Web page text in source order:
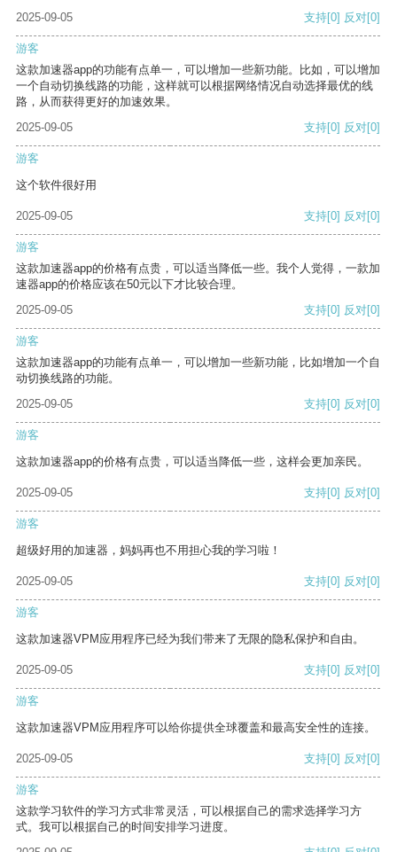
2025-09-05
支持[0] 反对[0]
游客
这款加速器app的功能有点单一，可以增加一些新功能。比如，可以增加
一个自动切换线路的功能，这样就可以根据网络情况自动选择最优的线
路，从而获得更好的加速效果。
2025-09-05
支持[0] 反对[0]
游客
这个软件很好用
2025-09-05 支持[0] 反对[0]
游客
这款加速器app的价格有点贵，可以适当降低一些。我个人觉得，一款加
速器app的价格应该在50元以下才比较合理。
2025-09-05
支持[0] 反对[0]
游客
这款加速器app的功能有点单一，可以增加一些新功能，比如增加一个自
动切换线路的功能。
2025-09-05
支持[0] 反对[0]
游客
这款加速器app的价格有点贵，可以适当降低一些，这样会更加亲民。
2025-09-05 支持[0] 反对[0]
游客
超级好用的加速器，妈妈再也不用担心我的学习啦！
2025-09-05 支持[0] 反对[0]
游客
这款加速器VPM应用程序已经为我们带来了无限的隐私保护和自由。
2025-09-05 支持[0] 反对[0]
游客
这款加速器VPM应用程序可以给你提供全球覆盖和最高安全性的连接。
2025-09-05 支持[0] 反对[0]
游客
这款学习软件的学习方式非常灵活，可以根据自己的需求选择学习方
式。我可以根据自己的时间安排学习进度。